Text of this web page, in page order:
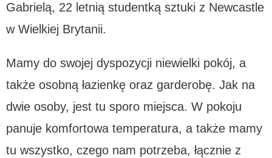
Gabrielą, 22 letnią studentką sztuki z Newcastle
w Wielkiej Brytanii.
Mamy do swojej dyspozycji niewielki pokój, a
także osobną łazienkę oraz garderobę. Jak na
dwie osoby, jest tu sporo miejsca. W pokoju
panuje komfortowa temperatura, a także mamy
tu wszystko, czego nam potrzeba, łącznie z